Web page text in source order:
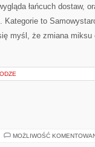
łańcuch dostaw,
to
myśl, że zmiana miksu
MOŻLIWOŚĆ